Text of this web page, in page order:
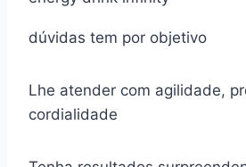
dúvidas tem por objetivo
Lhe atender com agilidade,
cordialidade